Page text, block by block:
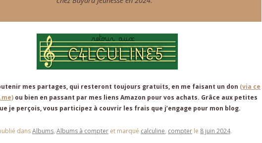
mes partages, qui resteront toujours gratuits, en me faisant un don (via ce
ou bien en passant par mes liens Amazon pour vos achats. Grâce aux petites
je perçois, vous participez à couvrir les frais que j’engage pour mon blog.
dansAlbums, Albums à compter et marqué calculine, compter le 8 juin 2024.